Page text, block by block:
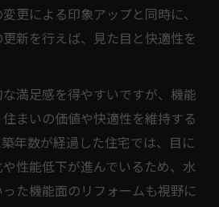
更による印象アップと同時に、
新を行えば、見た目と快適性を
満足感を得やすいですが、機能
まいの価値や快適性を維持する
年数が経過した住宅では、目に
性能低下が進んでいるため、水
た機能面のリフォームも視野に